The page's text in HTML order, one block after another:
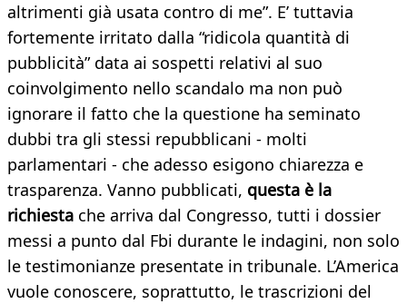
altrimenti già usata contro di me”. E’ tuttavia
fortemente irritato dalla “ridicola quantità di
pubblicità” data ai sospetti relativi al suo
coinvolgimento nello scandalo ma non può
ignorare il fatto che la questione ha seminato
dubbi tra gli stessi repubblicani - molti
parlamentari - che adesso esigono chiarezza e
trasparenza. Vanno pubblicati, questa è la
richiesta che arriva dal Congresso, tutti i dossier
messi a punto dal Fbi durante le indagini, non solo
le testimonianze presentate in tribunale. L’America
vuole conoscere, soprattutto, le trascrizioni del